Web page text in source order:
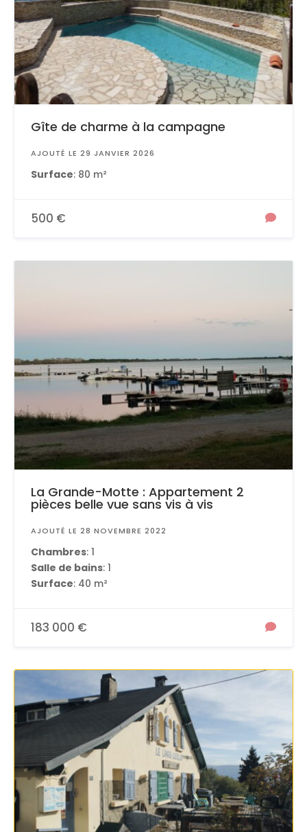
Gîte de charme à la campagne
AJOUTÉ LE 29 JANVIER 2026
Surface: 80 m²
500 €
La Grande-Motte : Appartement 2
pièces belle vue sans vis à vis
AJOUTÉ LE 28 NOVEMBRE 2022
Chambres: 1
Salle de bains: 1
Surface: 40 m²
183 000 €